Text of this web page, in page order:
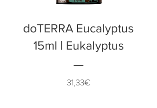
doTERRA Eucalyptus
15ml | Eukalyptus
31,33€Preis